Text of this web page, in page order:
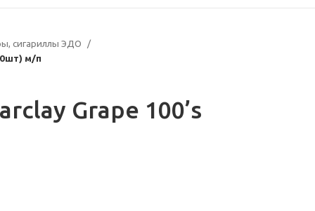
сигариллы ЭДО
м/п
Grape 100’s